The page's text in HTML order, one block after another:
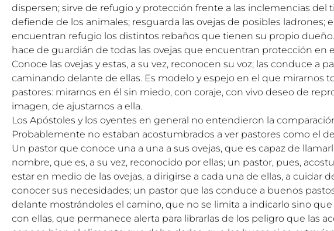
dispersen; sirve de refugio y protección frente a las inclemencias del
defiende de los animales; resguarda las ovejas de posibles ladrones;
encuentran refugio los distintos rebaños que tienen su propio
hace de guardián de todas las ovejas que encuentran protección en
Conoce las ovejas y estas, a su vez, reconocen su voz; las conduce a
caminando delante de ellas. Es modelo y espejo en el que mirarnos
pastores: mirarnos en él sin miedo, con coraje, con vivo deseo de
imagen, de ajustarnos a ella.
Los Apóstoles y los oyentes en general no entendieron la
Probablemente no estaban acostumbrados a ver pastores como el
Un pastor que conoce una a una a sus ovejas, que es capaz de
nombre, que es, a su vez, reconocido por ellas; un pastor, pues,
estar en medio de las ovejas, a dirigirse a cada una de ellas, a cuidar
conocer sus necesidades; un pastor que las conduce a buenos
delante mostrándoles el camino, que no se limita a indicarlo sino que
con ellas, que permanece alerta para librarlas de los peligro que las